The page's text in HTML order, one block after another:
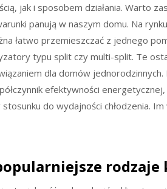
jak i sposobem działania. Warto
panują w naszym domu. Na
łatwo przemieszczać z jednego
typu split czy multi-split. Te
dla domów
efektywności
do wydajności chłodzenia.